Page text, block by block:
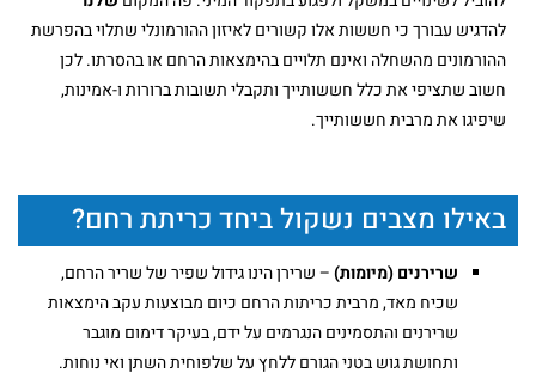
להדגיש עבורך כי חששות אלו קשורים לאיזון ההורמונלי שתלוי בהפרשת
ההורמונים מהשחלה ואינם תלויים בהימצאות הרחם או בהסרתו. לכן
חשוב שתציפי את כלל חששותייך ותקבלי תשובות ברורות ו-אמינות,
שיפיגו את מרבית חששותייך.
באילו מצבים נשקול ביחד כריתת רחם?
שרירנים (מיומות)– שרירן הינו גידול שפיר של שריר הרחם,
שכיח מאד, מרבית כריתות הרחם כיום מבוצעות עקב הימצאות
שרירנים והתסמינים הנגרמים על ידם, בעיקר דימום מוגבר
ותחושת גוש בטני הגורם ללחץ על שלפוחית השתן ואי נוחות.